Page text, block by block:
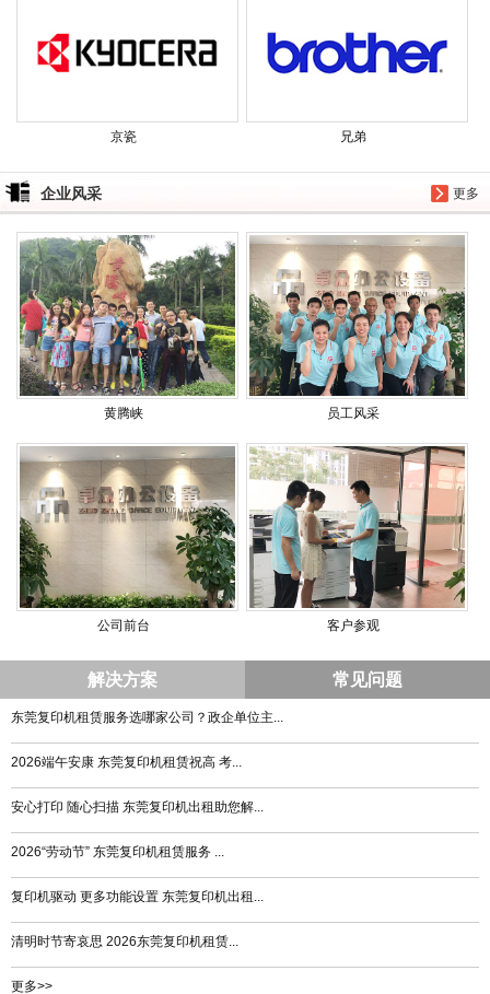
京瓷 兄弟
更多
企业风采
黄腾峡 员工风采
公司前台 客户参观
解决方案 常见问题
东莞复印机租赁服务选哪家公司？政企单位主...
2026端午安康 东莞复印机租赁祝高 考...
安心打印 随心扫描 东莞复印机出租助您解...
2026“劳动节” 东莞复印机租赁服务 ...
复印机驱动 更多功能设置 东莞复印机出租...
清明时节寄哀思 2026东莞复印机租赁...
更多>>